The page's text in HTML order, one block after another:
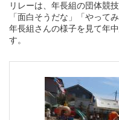
リレーは、年長組の団体競技
「面白そうだな」「やってみ
年長組さんの様子を見て年
す。